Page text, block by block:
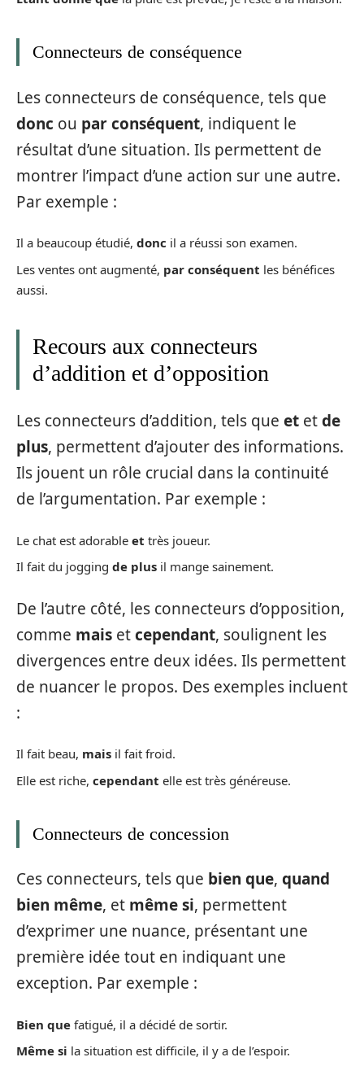
Connecteurs de conséquence
Les connecteurs de conséquence, tels que
donc ou par conséquent, indiquent le
résultat d’une situation. Ils permettent de
montrer l’impact d’une action sur une autre.
Par exemple :
Il a beaucoup étudié, donc il a réussi son examen.
Les ventes ont augmenté, par conséquent les bénéfices
aussi.
Recours aux connecteurs
d’addition et d’opposition
Les connecteurs d’addition, tels que et etde
plus, permettent d’ajouter des informations.
Ils jouent un rôle crucial dans la continuité
de l’argumentation. Par exemple :
Le chat est adorable et très joueur.
Il fait du jogging de plus il mange sainement.
De l’autre côté, les connecteurs d’opposition,
comme mais etcependant, soulignent les
divergences entre deux idées. Ils permettent
de nuancer le propos. Des exemples incluent
:
Il fait beau, mais il fait froid.
Elle est riche, cependant elle est très généreuse.
Connecteurs de concession
Ces connecteurs, tels que bien que, quand
bien même, et même si, permettent
d’exprimer une nuance, présentant une
première idée tout en indiquant une
exception. Par exemple :
Bien que fatigué, il a décidé de sortir.
Même si la situation est difficile, il y a de l’espoir.